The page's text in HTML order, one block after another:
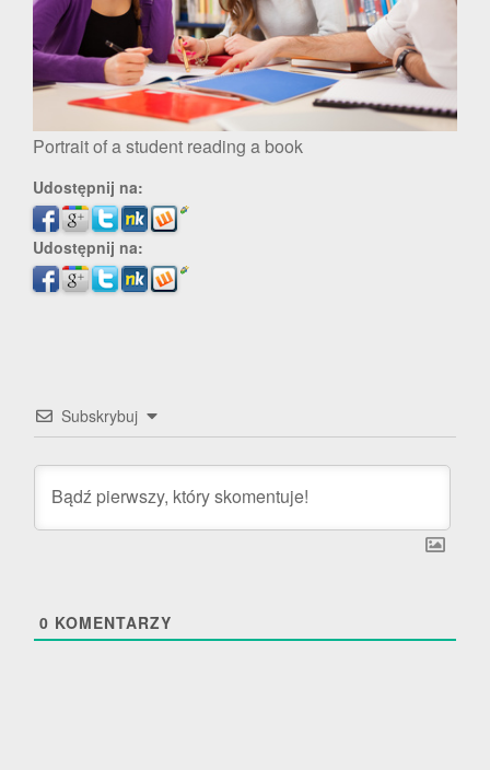
Portrait of a student reading a book
Udostępnij na:
Udostępnij na:
Subskrybuj
0 KOMENTARZY